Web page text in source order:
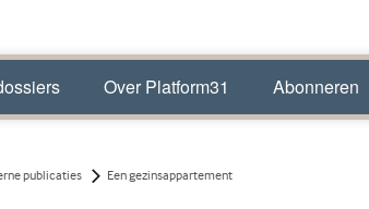
Over Platform31 Abonneren
publicaties Een gezinsappartement